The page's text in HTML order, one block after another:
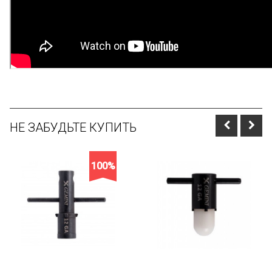
НЕ ЗАБУДЬТЕ КУПИТЬ
100%